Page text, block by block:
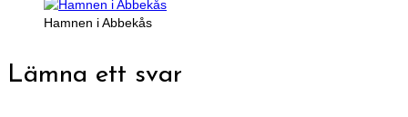
Hamnen i Abbekås
Lämna ett svar